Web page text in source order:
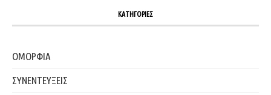
ΚΑΤΗΓΟΡΙΕΣ
ΟΜΟΡΦΙΑ
ΣΥΝΕΝΤΕΥΞΕΙΣ